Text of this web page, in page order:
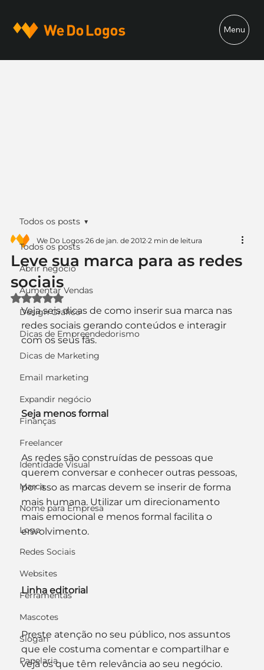
Menu
Todos os posts
Abrir negócio
Aumentar Vendas
Design Gráfico
Dicas de Empreendedorismo
Dicas de Marketing
Email marketing
Expandir negócio
Finanças
Freelancer
Identidade Visual
Marca
Nome para Empresa
Logo
Redes Sociais
Websites
Ferramentas
Mascotes
Slogan
Papelaria
Todos os posts
Leve sua marca para as redes
sociais
We Do Logos 26 de jan. de 2012 2 min de leitura
Avaliado com NaN de 5 estrelas.
Veja seis dicas de como inserir sua marca nas
redes sociais gerando conteúdos e interagir
com os seus fãs.
Seja menos formal
As redes são construídas de pessoas que
querem conversar e conhecer outras pessoas,
por isso as marcas devem se inserir de forma
mais humana. Utilizar um direcionamento
mais emocional e menos formal facilita o
envolvimento.
Linha editorial
Preste atenção no seu público, nos assuntos
que ele costuma comentar e compartilhar e
veja os que têm relevância ao seu negócio.